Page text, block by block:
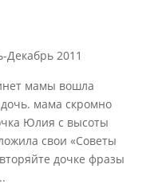
Декабрь 2011
мамы вошла
мама скромно
Юлия с высоты
свои «Советы
дочке фразы